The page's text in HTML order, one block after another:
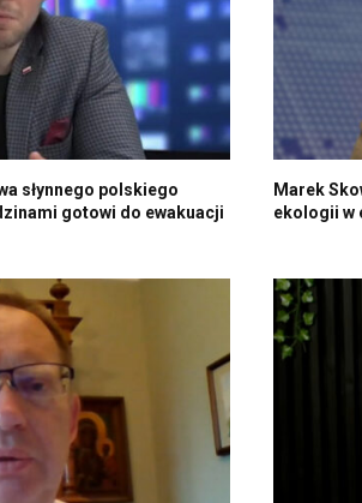
słynnego polskiego
gotowi do ewakuacji
Marek
ekologii w